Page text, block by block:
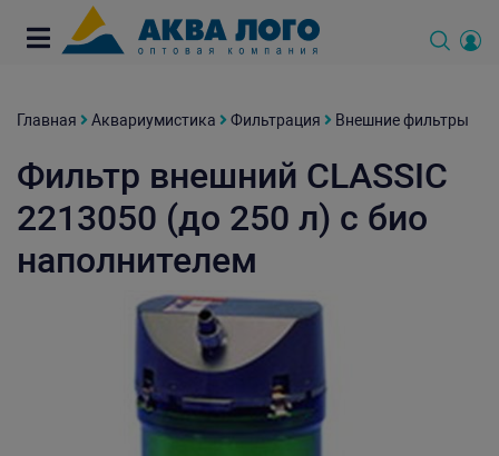
Главная Аквариумистика Фильтрация Внешние фильтры
Фильтр внешний CLASSIC
2213050 (до 250 л) с био
наполнителем